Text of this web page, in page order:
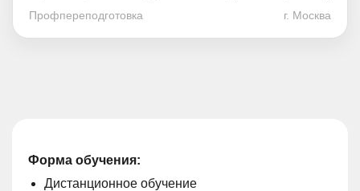
Профпереподготовка г. Москва
Форма обучения:
Дистанционное обучение